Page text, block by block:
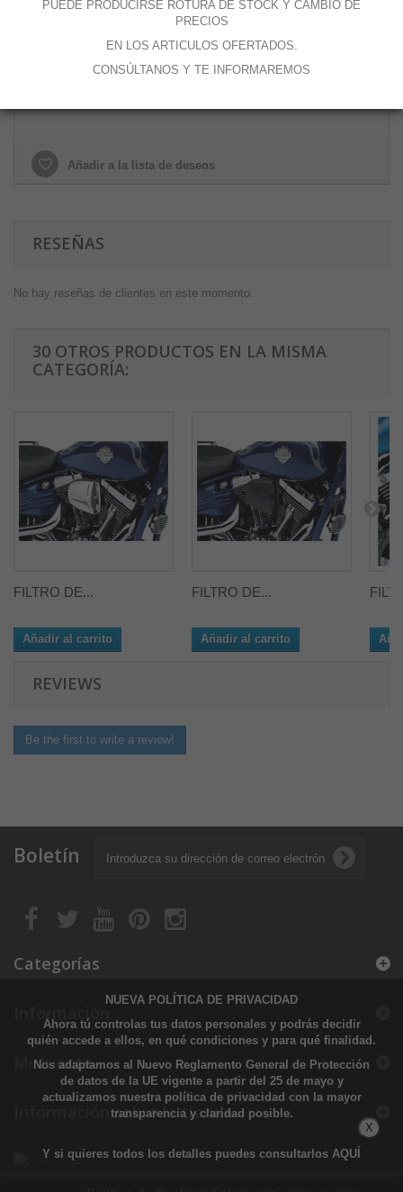
Añadir a la lista de deseos
RESEÑAS
No hay reseñas de clientes en este momento.
30 OTROS PRODUCTOS EN LA MISMA
CATEGORÍA:
FILTRO DE...
Añadir al carrito
FILTRO DE...
Añadir al carrito
REVIEWS
Be the first to write a review!
Boletín
Categorías
Información
Mi cuenta
Información sobre la tienda
NUEVA POLÍTICA DE PRIVACIDAD
Ahora tú controlas tus datos personales y podrás decidir
quién accede a ellos, en qué condiciones y para qué finalidad.
Nos adaptamos al Nuevo Reglamento General de Protección
de datos de la UE vigente a partir del 25 de mayo y
actualizamos nuestra política de privacidad con la mayor
transparencia y claridad posible.
Y si quieres todos los detalles puedes consultarlos AQUÍ
X
PUEDE PRODUCIRSE ROTURA DE STOCK Y CAMBIO DE
PRECIOS
EN LOS ARTICULOS OFERTADOS.
CONSÚLTANOS Y TE INFORMAREMOS